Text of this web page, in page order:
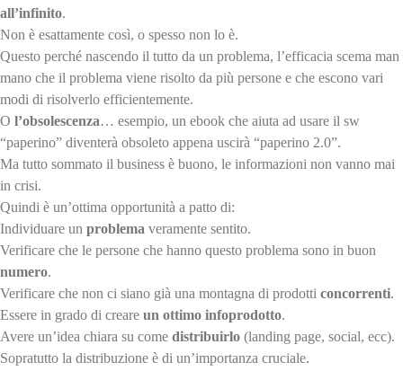
all’infinito.
Non è esattamente così, o spesso non lo è.
Questo perché nascendo il tutto da un problema, l’efficacia scema man
mano che il problema viene risolto da più persone e che escono vari
modi di risolverlo efficientemente.
O l’obsolescenza… esempio, un ebook che aiuta ad usare il sw
“paperino” diventerà obsoleto appena uscirà “paperino 2.0”.
Ma tutto sommato il business è buono, le informazioni non vanno mai
in crisi.
Quindi è un’ottima opportunità a patto di:
Individuare un problema veramente sentito.
Verificare che le persone che hanno questo problema sono in buon
numero.
Verificare che non ci siano già una montagna di prodotti concorrenti.
Essere in grado di creare un ottimo infoprodotto.
Avere un’idea chiara su come distribuirlo (landing page, social, ecc).
Sopratutto la distribuzione è di un’importanza cruciale.